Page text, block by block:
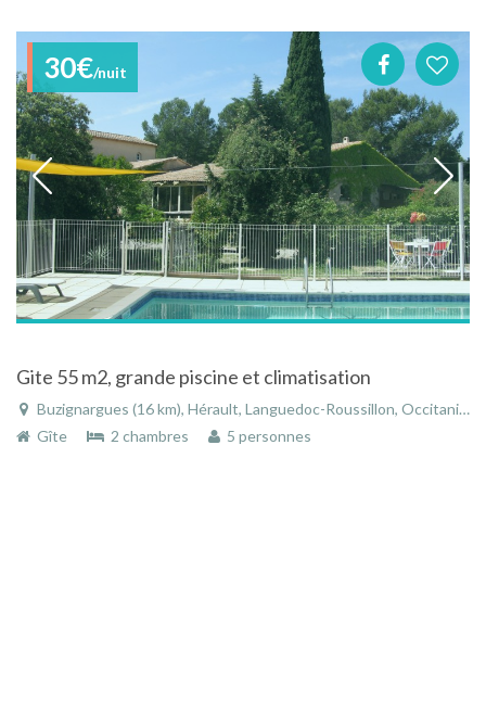
30€/nuit
Gite 55 m2, grande piscine et climatisation
Buzignargues (16 km), Hérault, Languedoc-Roussillon, Occitanie, France
Gîte
2 chambres 5 personnes